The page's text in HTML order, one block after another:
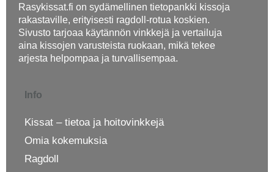
Rasykissat.fi on sydämellinen tietopankki kissoja
rakastaville, erityisesti ragdoll-rotua koskien.
Sivusto tarjoaa käytännön vinkkejä ja vertailuja
aina kissojen varusteista ruokaan, mikä tekee
arjesta helpompaa ja turvallisempaa.
Info
Kissat – tietoa ja hoitovinkkejä
Omia kokemuksia
Ragdoll